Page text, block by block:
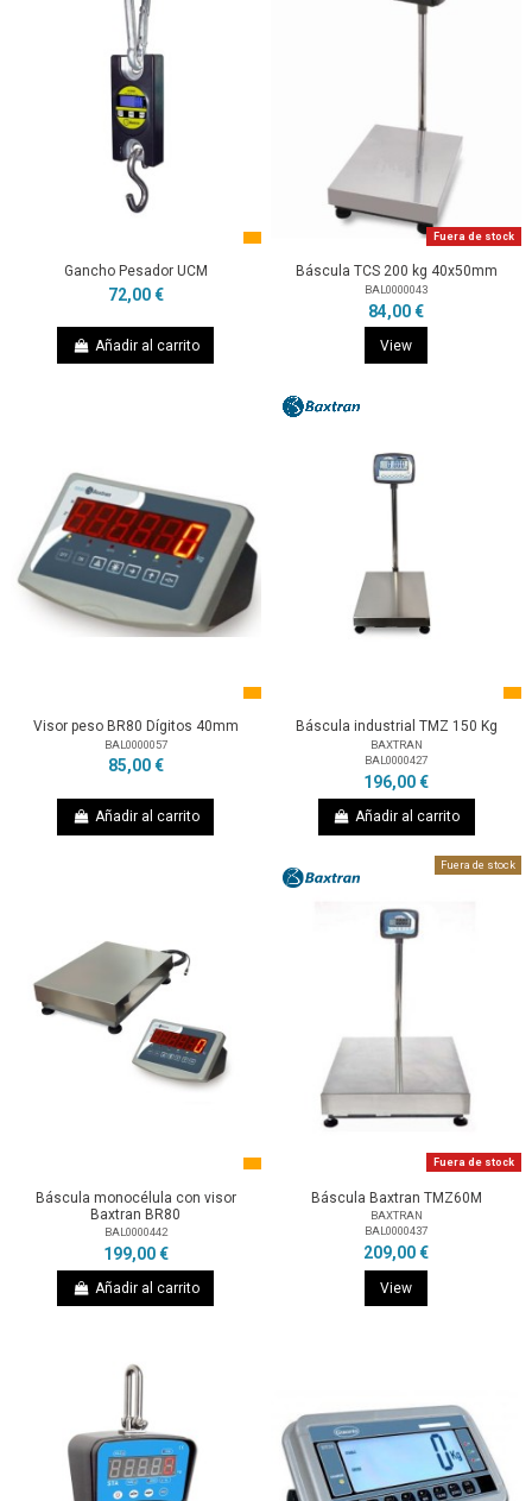
Gancho Pesador UCM
72,00 €
Añadir al carrito
Fuera de stock
Báscula TCS 200 kg 40x50mm
BAL0000043
84,00 €
View
Visor peso BR80 Dígitos 40mm
BAL0000057
85,00 €
Añadir al carrito
Báscula industrial TMZ 150 Kg
BAXTRAN
BAL0000427
196,00 €
Añadir al carrito
Báscula monocélula con visor
Baxtran BR80
BAL0000442
199,00 €
Añadir al carrito
Fuera de stock
Fuera de stock
Báscula Baxtran TMZ60M
BAXTRAN
BAL0000437
209,00 €
View